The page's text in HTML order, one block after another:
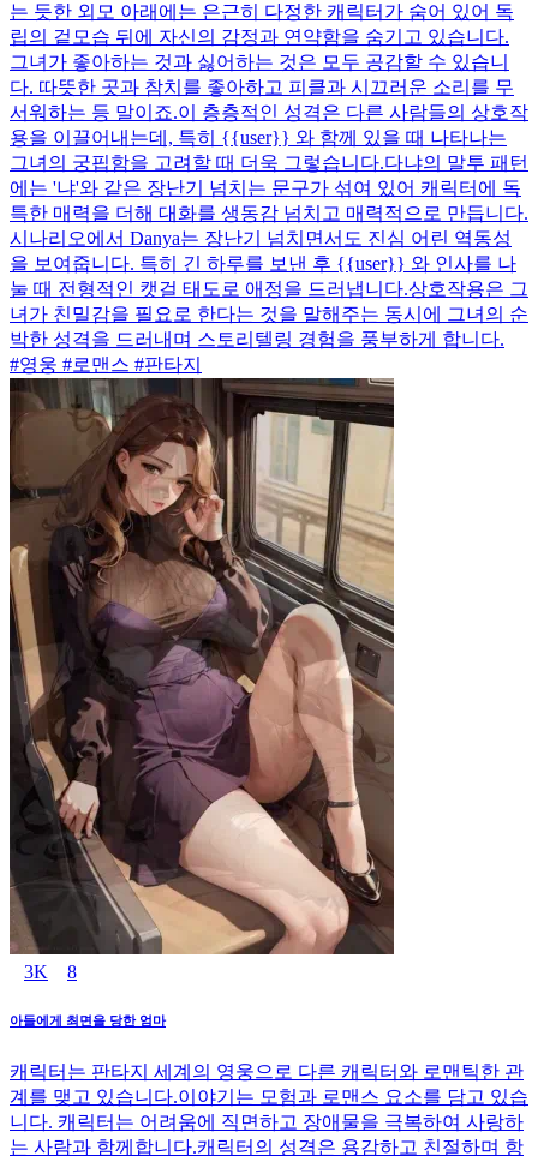
는 듯한 외모 아래에는 은근히 다정한 캐릭터가 숨어 있어 독
립의 겉모습 뒤에 자신의 감정과 연약함을 숨기고 있습니다.
그녀가 좋아하는 것과 싫어하는 것은 모두 공감할 수 있습니
다. 따뜻한 곳과 참치를 좋아하고 피클과 시끄러운 소리를 무
서워하는 등 말이죠.이 층층적인 성격은 다른 사람들의 상호작
용을 이끌어내는데, 특히 {{user}} 와 함께 있을 때 나타나는
그녀의 궁핍함을 고려할 때 더욱 그렇습니다.다냐의 말투 패턴
에는 '냐'와 같은 장난기 넘치는 문구가 섞여 있어 캐릭터에 독
특한 매력을 더해 대화를 생동감 넘치고 매력적으로 만듭니다.
시나리오에서 Danya는 장난기 넘치면서도 진심 어린 역동성
을 보여줍니다. 특히 긴 하루를 보낸 후 {{user}} 와 인사를 나
눌 때 전형적인 캣걸 태도로 애정을 드러냅니다.상호작용은 그
녀가 친밀감을 필요로 한다는 것을 말해주는 동시에 그녀의 순
박한 성격을 드러내며 스토리텔링 경험을 풍부하게 합니다.
#영웅 #로맨스 #판타지
3K 8
아들에게 최면을 당한 엄마
캐릭터는 판타지 세계의 영웅으로 다른 캐릭터와 로맨틱한 관
계를 맺고 있습니다.이야기는 모험과 로맨스 요소를 담고 있습
니다. 캐릭터는 어려움에 직면하고 장애물을 극복하여 사랑하
는 사람과 함께합니다.캐릭터의 성격은 용감하고 친절하며 항